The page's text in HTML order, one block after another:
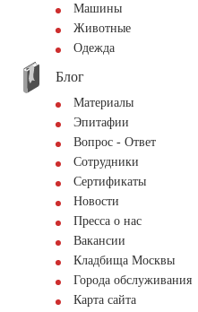
Машины
Животные
Одежда
Блог
Материалы
Эпитафии
Вопрос - Ответ
Сотрудники
Сертификаты
Новости
Пресса о нас
Вакансии
Кладбища Москвы
Города обслуживания
Карта сайта